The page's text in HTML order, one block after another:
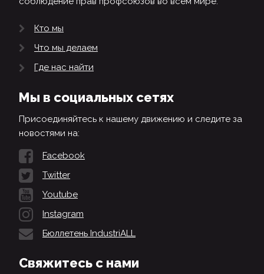
Кто мы
Что мы делаем
Где нас найти
Мы в социальных сетях
Присоединяйтесь к нашему движению и следите за
новостями на:
Facebook
Twitter
Youtube
Instagram
Бюллетень IndustriALL
Свяжитесь с нами